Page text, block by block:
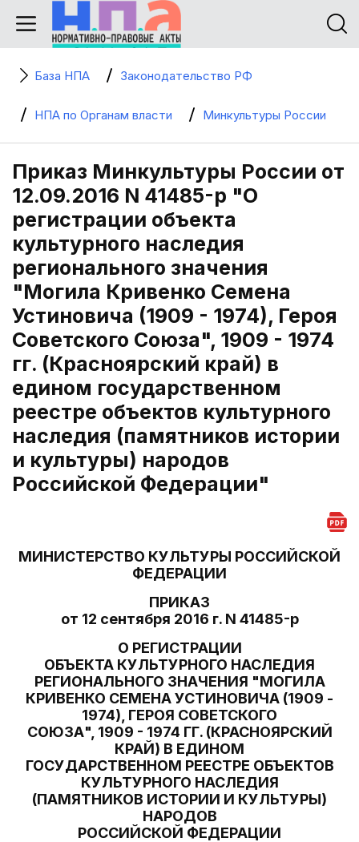
База НПА Законодательство РФ
НПА по Органам власти Минкультуры России
Приказ Минкультуры России от
12.09.2016 N 41485-р "О
регистрации объекта
культурного наследия
регионального значения
"Могила Кривенко Семена
Устиновича (1909 - 1974), Героя
Советского Союза", 1909 - 1974
гг. (Красноярский край) в
едином государственном
реестре объектов культурного
наследия (памятников истории
и культуры) народов
Российской Федерации"
МИНИСТЕРСТВО КУЛЬТУРЫ РОССИЙСКОЙ
ФЕДЕРАЦИИ
ПРИКАЗ
от 12 сентября 2016 г. N 41485-р
О РЕГИСТРАЦИИ
ОБЪЕКТА КУЛЬТУРНОГО НАСЛЕДИЯ
РЕГИОНАЛЬНОГО ЗНАЧЕНИЯ "МОГИЛА
КРИВЕНКО СЕМЕНА УСТИНОВИЧА (1909 -
1974), ГЕРОЯ СОВЕТСКОГО
СОЮЗА", 1909 - 1974 ГГ. (КРАСНОЯРСКИЙ
КРАЙ) В ЕДИНОМ
ГОСУДАРСТВЕННОМ РЕЕСТРЕ ОБЪЕКТОВ
КУЛЬТУРНОГО НАСЛЕДИЯ
(ПАМЯТНИКОВ ИСТОРИИ И КУЛЬТУРЫ)
НАРОДОВ
РОССИЙСКОЙ ФЕДЕРАЦИИ